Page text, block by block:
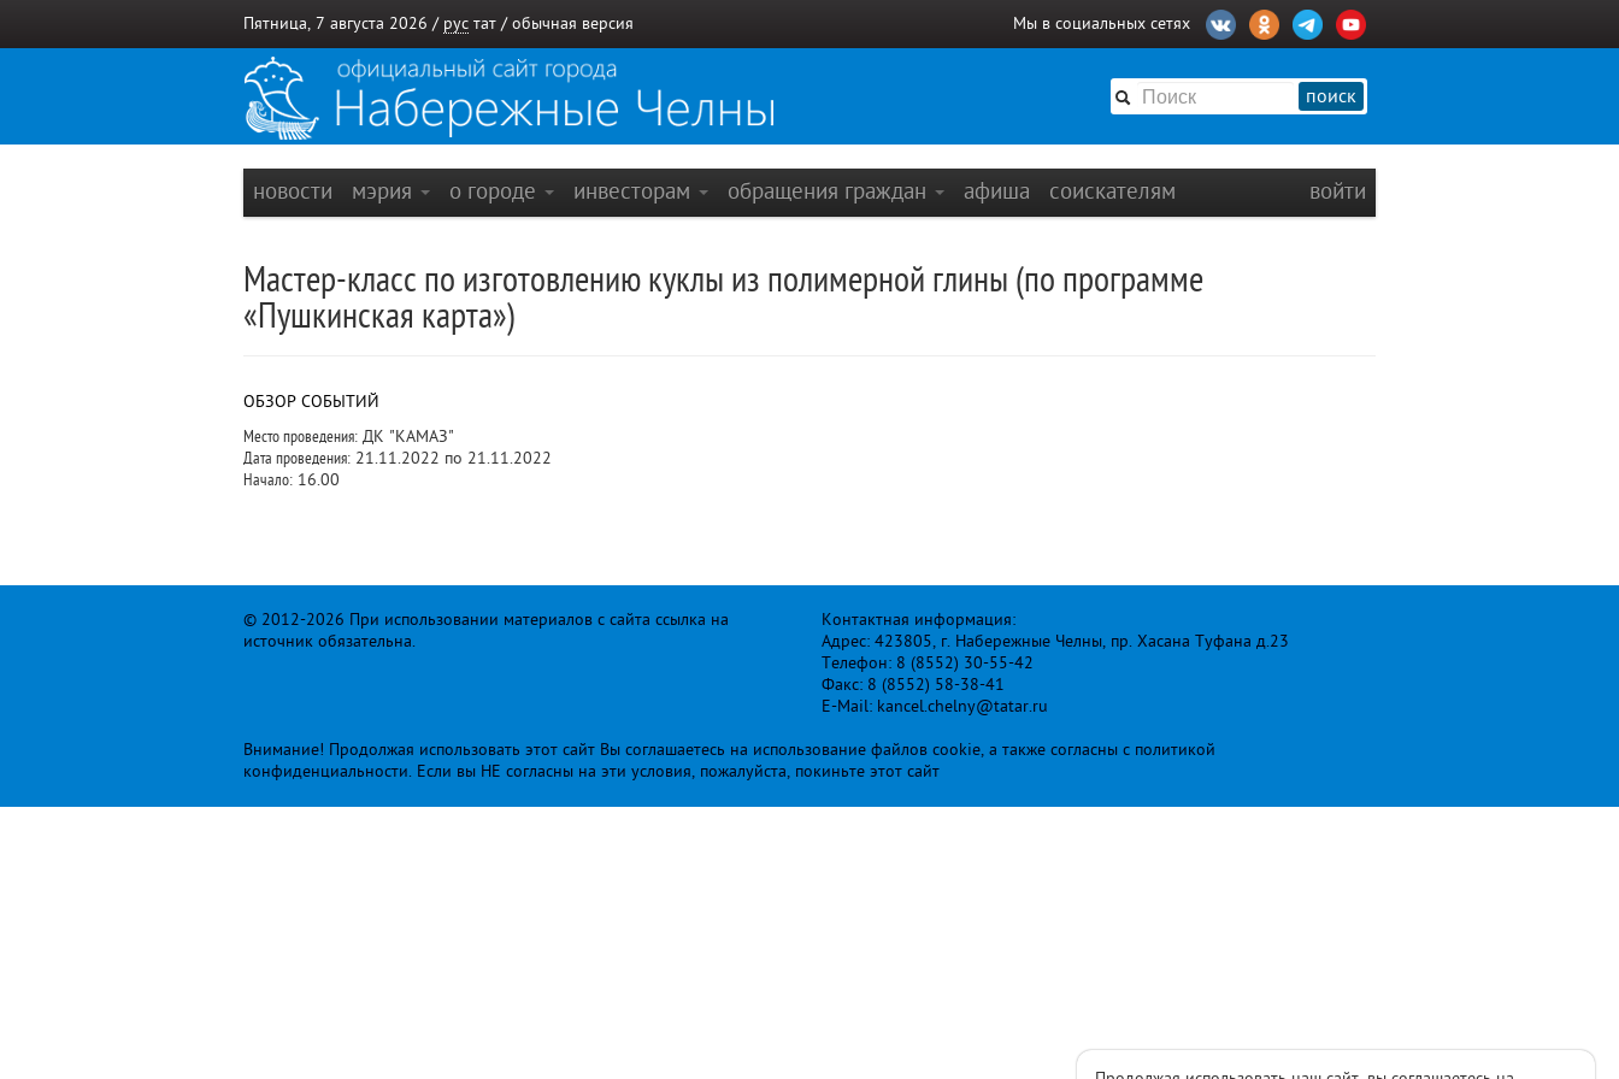
Пятница, 7 августа 2026 / рус тат / обычная версия Мы в социальных сетях
поиск
новости мэрия о городе инвесторам обращения граждан афиша соискателям войти
Мастер-класс по изготовлению куклы из полимерной глины (по программе
«Пушкинская карта»)
ОБЗОР СОБЫТИЙ
Место проведения: ДК "КАМАЗ"
Дата проведения: 21.11.2022 по 21.11.2022
Начало: 16.00
© 2012-2026 При использовании материалов с сайта ссылка на
источник обязательна.
Контактная информация:
Адрес: 423805, г. Набережные Челны, пр. Хасана Туфана д.23
Телефон: 8 (8552) 30-55-42
Факс: 8 (8552) 58-38-41
E-Mail: kancel.chelny@tatar.ru
Внимание! Продолжая использовать этот сайт Вы соглашаетесь на использование файлов cookie, а также согласны с политикой
конфиденциальности. Если вы НЕ согласны на эти условия, пожалуйста, покиньте этот сайт